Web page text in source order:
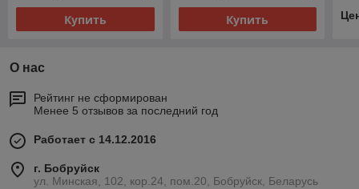
Купить Купить
О нас
Рейтинг не сформирован
Менее 5 отзывов за последний год
Работает с 14.12.2016
г. Бобруйск
ул. Минская, 102, кор.24, пом.20, Бобруйск, Беларусь